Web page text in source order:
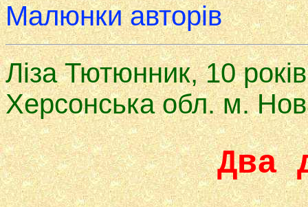
Малюнки авторів
Ліза Тютюнник, 10 poків
Херсонська обл. м.
Два